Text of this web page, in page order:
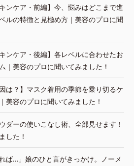
ンケア・前編】今、悩みはどこまで進
ルの特徴と見極め方｜美容のプロに聞
ンケア・後編】各レベルに合わせたお
｜美容のプロに聞いてみました！
は？】マスク着用の季節を乗り切るケ
美容のプロに聞いてみました！
ダーの使いこなし術、全部見せます！
した！
ば…」娘のひと言がきっかけ。ノーメ